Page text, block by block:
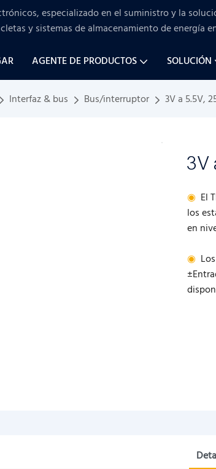
especializado en el suministro y la
y sistemas de almacenamiento de energía
AGENTE DE PRODUCTOS SOLUCIÓN
Interfaz & bus Bus/interruptor 3V a 5.5V,
3V
◉ El
los
en
◉